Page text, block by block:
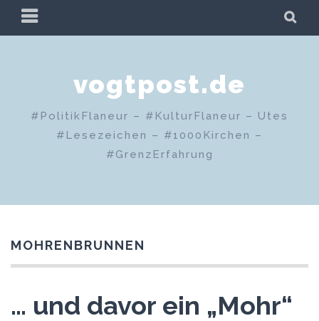
Zum
PRIMÄRES
MENÜ
vogtpost.de
#PolitikFlaneur – #KulturFlaneur – Utes
#Lesezeichen – #1000Kirchen –
#GrenzErfahrung
MOHRENBRUNNEN
… und davor ein „Mohr“